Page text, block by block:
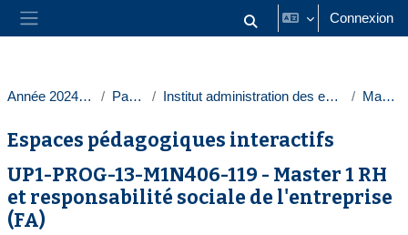
Passer au contenu principal
Panneau latéral Activer/désactiver la saisie
Connexion
Année 2024-2025 Paris 1 Institut administration des entreprises Masters
Espaces pédagogiques interactifs
UP1-PROG-13-M1N406-119 - Master 1 RH
et responsabilité sociale de l'entreprise
(FA)